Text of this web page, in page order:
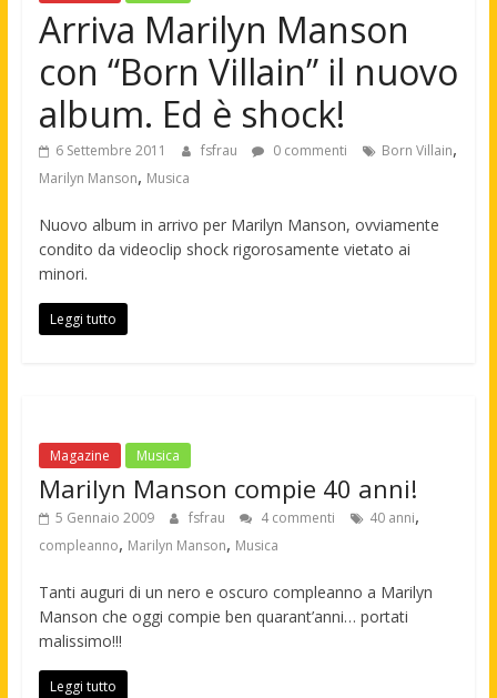
Arriva Marilyn Manson
con “Born Villain” il nuovo
album. Ed è shock!
6 Settembre 2011 fsfrau 0 commenti Born Villain,
Marilyn Manson, Musica
Nuovo album in arrivo per Marilyn Manson, ovviamente
condito da videoclip shock rigorosamente vietato ai
minori.
Leggi tutto
Magazine Musica
Marilyn Manson compie 40 anni!
5 Gennaio 2009 fsfrau 4 commenti 40 anni,
compleanno, Marilyn Manson, Musica
Tanti auguri di un nero e oscuro compleanno a Marilyn
Manson che oggi compie ben quarant’anni… portati
malissimo!!!
Leggi tutto